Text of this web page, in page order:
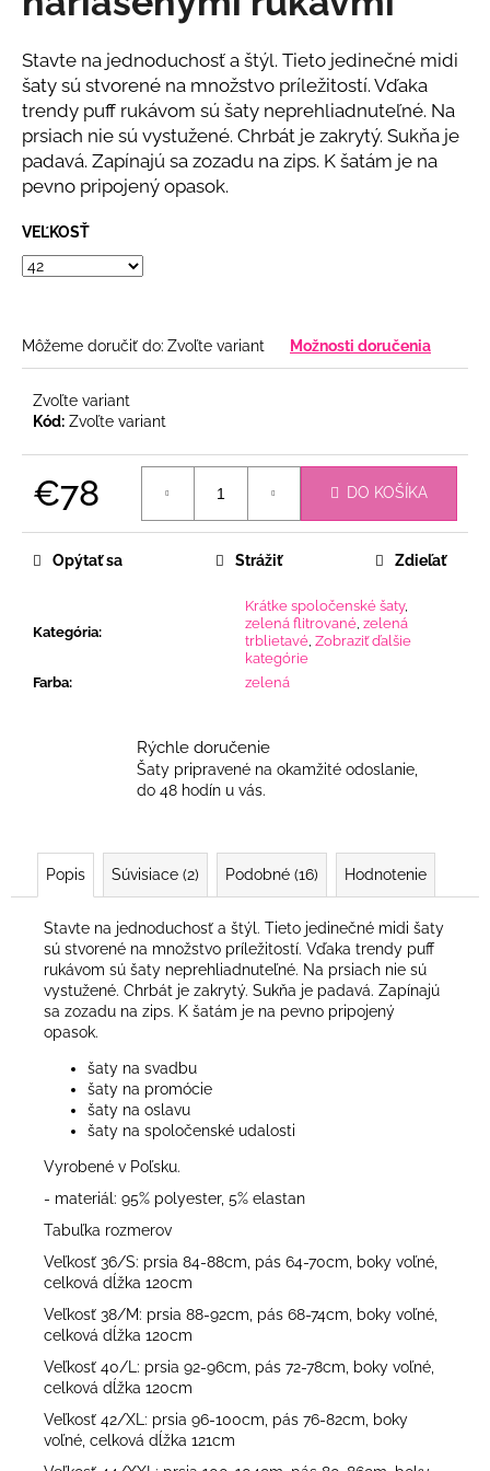
z
hviezdičiek.
Stavte na jednoduchosť a štýl. Tieto jedinečné midi
šaty sú stvorené na množstvo príležitostí. Vďaka
trendy puff rukávom sú šaty neprehliadnuteľné. Na
prsiach nie sú vystužené. Chrbát je zakrytý. Sukňa je
padavá. Zapínajú sa zozadu na zips. K šatám je na
pevno pripojený opasok.
VEĽKOSŤ
Môžeme doručiť do: Zvoľte variant Možnosti doručenia
Zvoľte variant
Kód: Zvoľte variant
€78 DO KOŠÍKA
Kategória:
Krátke spoločenské šaty,
zelená flitrované zelená
trblietavé Zobraziť ďalšie
kategórie
Farba: zelená
Opýtať sa Strážiť Zdieľať
Rýchle doručenie
Šaty pripravené na okamžité odoslanie,
do 48 hodín u vás.
Popis Súvisiace (2) Podobné (16) Hodnotenie
Stavte na jednoduchosť a štýl. Tieto jedinečné midi šaty
sú stvorené na množstvo príležitostí. Vďaka trendy puff
rukávom sú šaty neprehliadnuteľné. Na prsiach nie sú
vystužené. Chrbát je zakrytý. Sukňa je padavá. Zapínajú
sa zozadu na zips. K šatám je na pevno pripojený
opasok.
šaty na svadbu
šaty na promócie
šaty na oslavu
šaty na spoločenské udalosti
Vyrobené v Poľsku.
- materiál: 95% polyester, 5% elastan
Tabuľka rozmerov
Veľkosť 36/S: prsia 84-88cm, pás 64-70cm, boky voľné,
celková dĺžka 120cm
Veľkosť 38/M: prsia 88-92cm, pás 68-74cm, boky voľné,
celková dĺžka 120cm
Veľkosť 40/L: prsia 92-96cm, pás 72-78cm, boky voľné,
celková dĺžka 120cm
Veľkosť 42/XL: prsia 96-100cm, pás 76-82cm, boky
voľné, celková dĺžka 121cm
m
e
BLEDOMODRÉ
KVETINOVÉ
ŠATY
SO
RETIAZKOU
€55